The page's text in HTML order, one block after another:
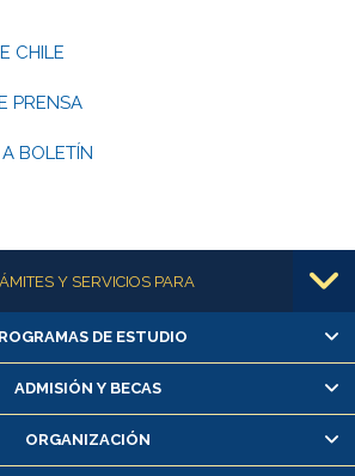
CHILE
PRENSA
BOLETÍN
Y SERVICIOS PARA
os y exalumnas/os
Matrícula en línea
y cambio de asignaturas
y certificado de notas
DE ESTUDIO
ADMISIÓN Y BECAS
ORGANIZACIÓN